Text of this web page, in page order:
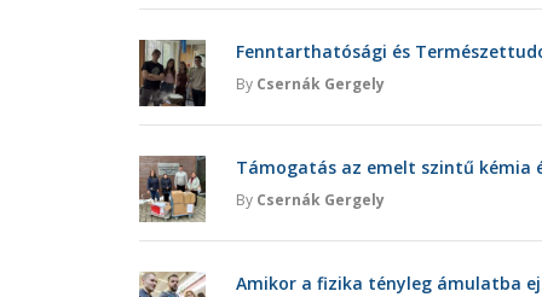
Fenntarthatósági és
By Csernák Gergely
Támogatás az emelt szintű kémia
By Csernák Gergely
Amikor a fizika tényleg ámulatba